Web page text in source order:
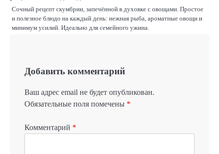
Сочный рецепт скумбрии, запечённой в духовке с овощами. Простое
и полезное блюдо на каждый день: нежная рыба, ароматные овощи и
минимум усилий. Идеально для семейного ужина.
Добавить комментарий
Ваш адрес email не будет опубликован.
Обязательные поля помечены *
Комментарий *